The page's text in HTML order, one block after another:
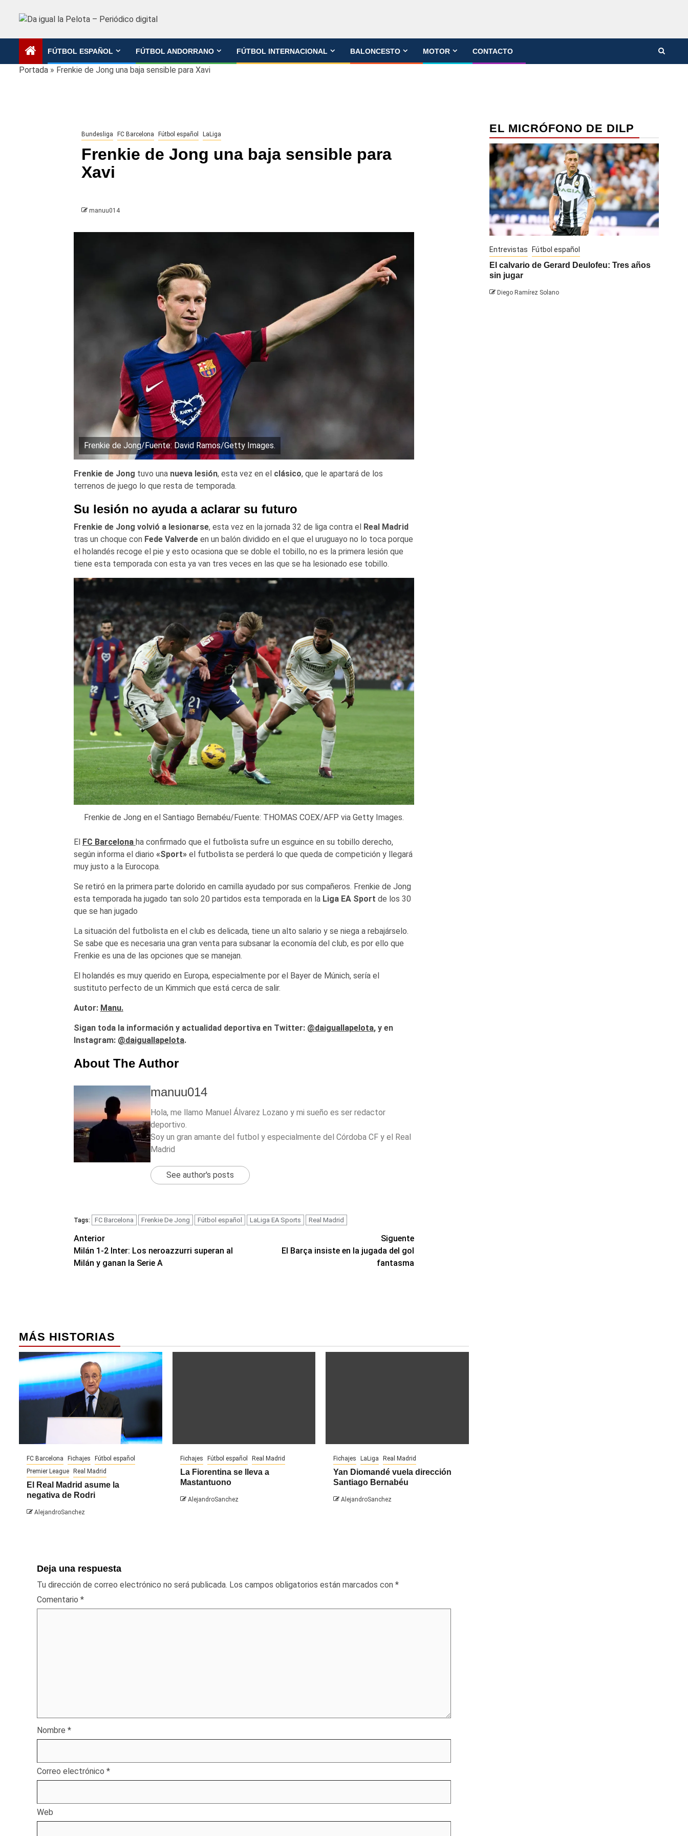
FÚTBOL ESPAÑOL FÚTBOL ANDORRANO FÚTBOL INTERNACIONAL BALONCESTO MOTOR CONTACTO
Portada » Frenkie de Jong una baja sensible para Xavi
Bundesliga FC Barcelona Fútbol español LaLiga
Frenkie de Jong una baja sensible para
Xavi
manuu014
Frenkie de Jong/Fuente: David Ramos/Getty Images.
Frenkie de Jong tuvo una nueva lesión, esta vez en el clásico, que le apartará de los
terrenos de juego lo que resta de temporada.
Su lesión no ayuda a aclarar su futuro
Frenkie de Jong volvió a lesionarse, esta vez en la jornada 32 de liga contra el Real Madrid
tras un choque con Fede Valverdeen un balón dividido en el que el uruguayo no lo toca porque
el holandés recoge el pie y esto ocasiona que se doble el tobillo, no es la primera lesión que
tiene esta temporada con esta ya van tres veces en las que se ha lesionado ese tobillo.
Frenkie de Jong en el Santiago Bernabéu/Fuente: THOMAS COEX/AFP via Getty Images.
El FC Barcelona ha confirmado que el futbolista sufre un esguince en su tobillo derecho,
según informa el diario «Sport»el futbolista se perderá lo que queda de competición y llegará
muy justo a la Eurocopa.
Se retiró en la primera parte dolorido en camilla ayudado por sus compañeros. Frenkie de Jong
esta temporada ha jugado tan solo 20 partidos esta temporada en la Liga EA Sport de los 30
que se han jugado
La situación del futbolista en el club es delicada, tiene un alto salario y se niega a rebajárselo.
Se sabe que es necesaria una gran venta para subsanar la economía del club, es por ello que
Frenkie es una de las opciones que se manejan.
El holandés es muy querido en Europa, especialmente por el Bayer de Múnich, sería el
sustituto perfecto de un Kimmich que está cerca de salir.
Autor: Manu.
Sigan toda la información y actualidad deportiva en Twitter: @daiguallapelota, y en
Instagram: @daiguallapelota.
About The Author
manuu014
Hola, me llamo Manuel Álvarez Lozano y mi sueño es ser redactor
deportivo.
Soy un gran amante del futbol y especialmente del Córdoba CF y el Real
Madrid
See author's posts
Tags: FC Barcelona Frenkie De Jong Fútbol español LaLiga EA Sports Real Madrid
Navegación
de
Anterior
Milán 1-2 Inter: Los neroazzurri superan al
Milán y ganan la Serie A
Siguente
El Barça insiste en la jugada del gol
fantasma
MÁS HISTORIAS
FC Barcelona Fichajes
Fútbol español
Premier League
Real Madrid
El Real Madrid asume la
negativa de Rodri
AlejandroSanchez
Fichajes Fútbol español Real Madrid
La Fiorentina se lleva a
Mastantuono
AlejandroSanchez
Fichajes LaLiga Real Madrid
Yan Diomandé vuela dirección
Santiago Bernabéu
AlejandroSanchez
Deja una respuesta
Tu dirección de correo electrónico no será publicada. Los campos obligatorios están marcados con *
Comentario *
Nombre *
Correo electrónico *
Web
EL MICRÓFONO DE DILP
Entrevistas Fútbol español
El calvario de Gerard Deulofeu: Tres años
sin jugar
Diego Ramírez Solano